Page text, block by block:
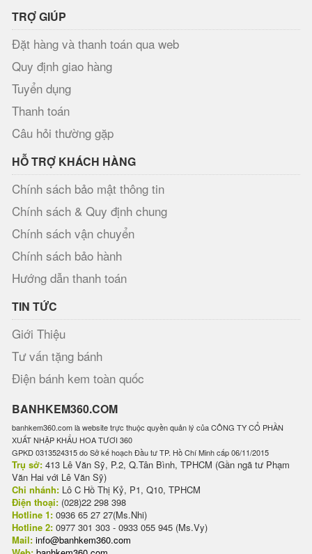
TRỢ GIÚP
Đặt hàng và thanh toán qua web
Quy định giao hàng
Tuyển dụng
Thanh toán
Câu hỏi thường gặp
HỖ TRỢ KHÁCH HÀNG
Chính sách bảo mật thông tin
Chính sách & Quy định chung
Chính sách vận chuyển
Chính sách bảo hành
Hướng dẫn thanh toán
TIN TỨC
Giới Thiệu
Tư vấn tặng bánh
Điện bánh kem toàn quốc
BANHKEM360.COM
banhkem360.com là website trực thuộc quyền quản lý của CÔNG TY CỔ PHẦN
XUẤT NHẬP KHẨU HOA TƯƠI 360
GPKD 0313524315 do Sở kế hoạch Đầu tư TP. Hồ Chí Minh cấp 06/11/2015
Trụ sở: 413 Lê Văn Sỹ, P.2, Q.Tân Bình, TPHCM (Gần ngã tư Phạm
Văn Hai với Lê Văn Sỹ)
Chi nhánh: Lô C Hồ Thị Kỷ, P1, Q10, TPHCM
Điện thoại: (028)22 298 398
Hotline 1: 0936 65 27 27(Ms.Nhi)
Hotline 2: 0977 301 303 - 0933 055 945 (Ms.Vy)
Mail: info@banhkem360.com